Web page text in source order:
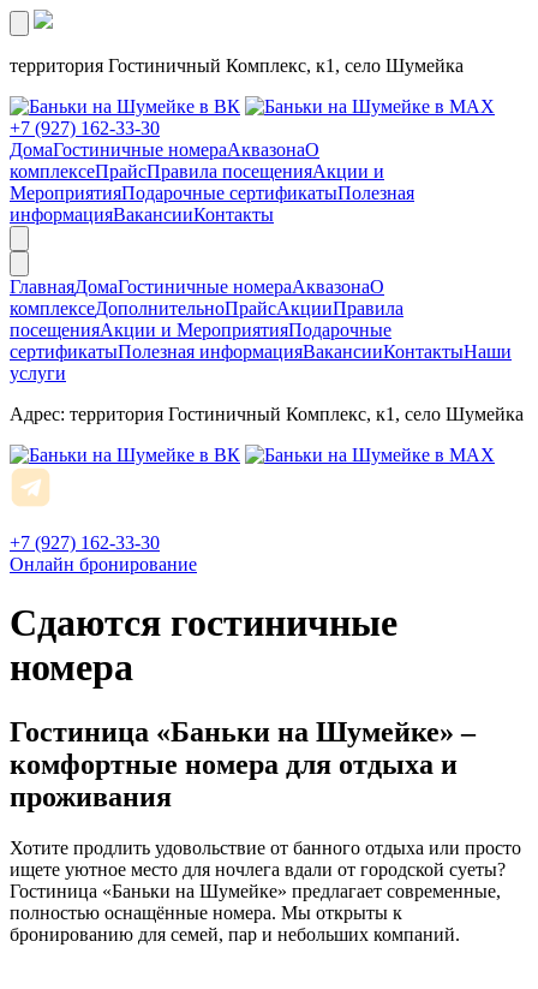
территория Гостиничный Комплекс, к1, село Шумейка
+7 (927) 162-33-30
ДомаГостиничные номераАквазонаО
комплексеПрайсПравила посещенияАкции и
МероприятияПодарочные сертификатыПолезная
информацияВакансииКонтакты
ГлавнаяДомаГостиничные номераАквазонаО
комплексеДополнительноПрайсАкцииПравила
посещенияАкции и МероприятияПодарочные
сертификатыПолезная информацияВакансииКонтактыНаши
услуги
Адрес: территория Гостиничный Комплекс, к1, село Шумейка
+7 (927) 162-33-30
Онлайн бронирование
Сдаются гостиничные
номера
Гостиница «Баньки на Шумейке» –
комфортные номера для отдыха и
проживания
Хотите продлить удовольствие от банного отдыха или просто
ищете уютное место для ночлега вдали от городской суеты?
Гостиница «Баньки на Шумейке» предлагает современные,
полностью оснащённые номера. Мы открыты к
бронированию для семей, пар и небольших компаний.